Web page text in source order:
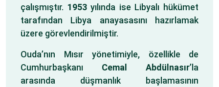
çalışmıştır. 1953yılında ise Libyalı hükümet
tarafından Libya anayasasını hazırlamak
üzere görevlendirilmiştir.
Ouda’nın Mısır yönetimiyle, özellikle de
Cumhurbaşkanı Cemal Abdülnasır’la
arasında düşmanlık başlamasının